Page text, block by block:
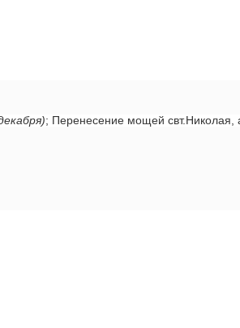
; Перенесение мощей свт.Николая,